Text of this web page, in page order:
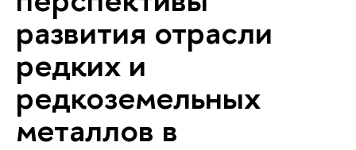
развития отрасли
редких и
редкоземельных
металлов в